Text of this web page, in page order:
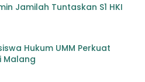
Jamilah Tuntaskan S1 HKI
Hukum UMM Perkuat
Malang